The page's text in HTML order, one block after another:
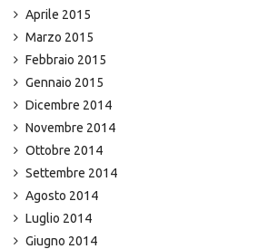
Aprile 2015
Marzo 2015
Febbraio 2015
Gennaio 2015
Dicembre 2014
Novembre 2014
Ottobre 2014
Settembre 2014
Agosto 2014
Luglio 2014
Giugno 2014